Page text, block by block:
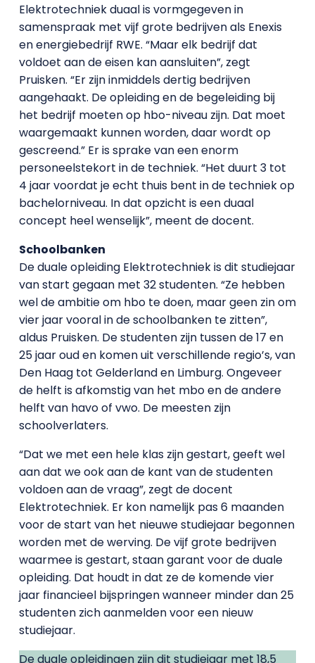
Elektrotechniek duaal is vormgegeven in
samenspraak met vijf grote bedrijven als Enexis
en energiebedrijf RWE. “Maar elk bedrijf dat
voldoet aan de eisen kan aansluiten”, zegt
Pruisken. “Er zijn inmiddels dertig bedrijven
aangehaakt. De opleiding en de begeleiding bij
het bedrijf moeten op hbo-niveau zijn. Dat moet
waargemaakt kunnen worden, daar wordt op
gescreend.” Er is sprake van een enorm
personeelstekort in de techniek. “Het duurt 3 tot
4 jaar voordat je echt thuis bent in de techniek op
bachelorniveau. In dat opzicht is een duaal
concept heel wenselijk”, meent de docent.
Schoolbanken
De duale opleiding Elektrotechniek is dit studiejaar
van start gegaan met 32 studenten. “Ze hebben
wel de ambitie om hbo te doen, maar geen zin om
vier jaar vooral in de schoolbanken te zitten”,
aldus Pruisken. De studenten zijn tussen de 17 en
25 jaar oud en komen uit verschillende regio’s, van
Den Haag tot Gelderland en Limburg. Ongeveer
de helft is afkomstig van het mbo en de andere
helft van havo of vwo. De meesten zijn
schoolverlaters.
“Dat we met een hele klas zijn gestart, geeft wel
aan dat we ook aan de kant van de studenten
voldoen aan de vraag”, zegt de docent
Elektrotechniek. Er kon namelijk pas 6 maanden
voor de start van het nieuwe studiejaar begonnen
worden met de werving. De vijf grote bedrijven
waarmee is gestart, staan garant voor de duale
opleiding. Dat houdt in dat ze de komende vier
jaar financieel bijspringen wanneer minder dan 25
studenten zich aanmelden voor een nieuw
studiejaar.
De duale opleidingen zijn dit studiejaar met 18,5